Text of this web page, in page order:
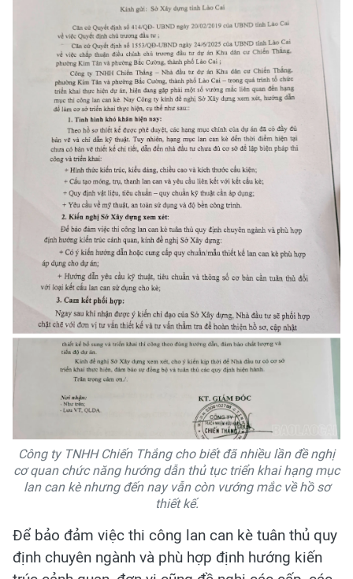
Công ty TNHH Chiến Thắng cho biết đã nhiều lần đề nghị
cơ quan chức năng hướng dẫn thủ tục triển khai hạng mục
lan can kè nhưng đến nay vẫn còn vướng mắc về hồ sơ
thiết kế.
Để bảo đảm việc thi công lan can kè tuân thủ quy
định chuyên ngành và phù hợp định hướng kiến